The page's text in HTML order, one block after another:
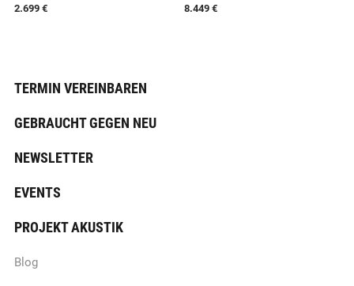
2.699 €
8.449 €
TERMIN VEREINBAREN
GEBRAUCHT GEGEN NEU
NEWSLETTER
EVENTS
PROJEKT AKUSTIK
Blog